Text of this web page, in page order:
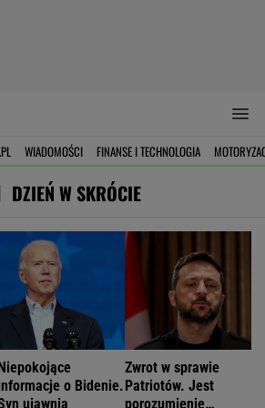
WIADOMOŚCI FINANSE I TECHNOLOGIA
DZIEŃ W SKRÓCIE
o Bidenie.
ujawnia
Zwrot w sprawie
Patriotów. Jest
porozumienie